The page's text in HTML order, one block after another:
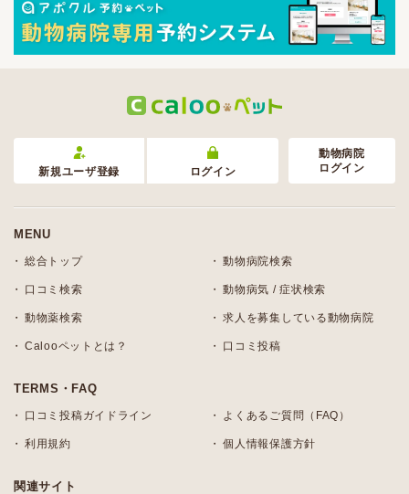
新規ユーザ登録 ログイン
動物病院
ログイン
MENU
総合トップ 動物病院検索
口コミ検索 動物病気 / 症状検索
動物薬検索 求人を募集している動物病院
Calooペットとは？ 口コミ投稿
TERMS・FAQ
口コミ投稿ガイドライン よくあるご質問（FAQ）
利用規約 個人情報保護方針
関連サイト